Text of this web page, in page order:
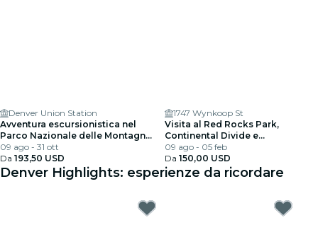
Denver Union Station
Avventura escursionistica nel
Parco Nazionale delle Montagne
Rocciose da Denver
09 ago - 31 ott
Da 193,50 USD
1747 Wynkoop St
Visita al Red Rocks Park,
Continental Divide e
Breckenridge
09 ago - 05 feb
Da 150,00 USD
Denver Highlights: esperienze da ricordare